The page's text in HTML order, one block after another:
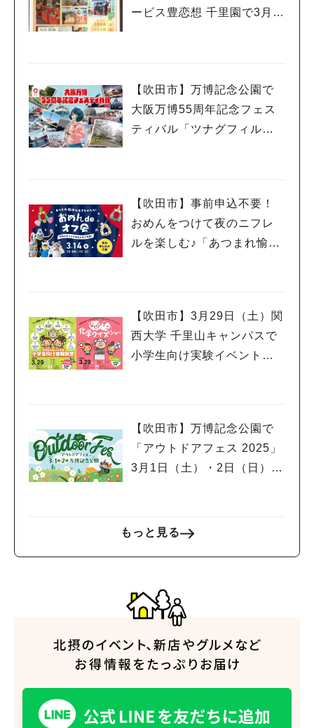
ービス豊恋想 千里園で3月8
【吹田市】万博記念公園で
大阪万博55周年記念フェス
ティバル「ツナグフィルム1
【吹田市】事前申込不要！
おめんをつけて夜のニフレ
ルを楽しむ♪「あつまれ愉快
【吹田市】3月29日（土）関
西大学 千里山キャンパスで
小学生向け実験イベント、
【吹田市】万博記念公園で
「アウトドアフェス 2025」
3月1日（土）・2日（日）開
も同時開催
もっと見る